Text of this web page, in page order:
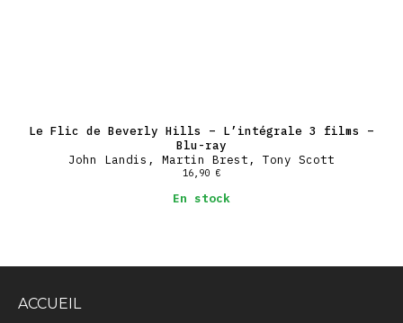
Le Flic de Beverly Hills – L’intégrale 3 films –
Blu-ray
John Landis, Martin Brest, Tony Scott
16,90 €
En stock
ACCUEIL